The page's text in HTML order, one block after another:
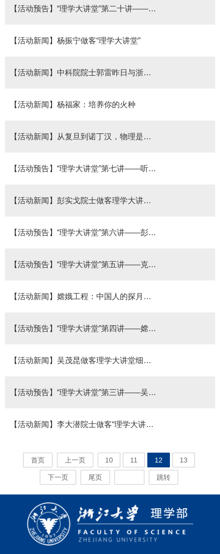
【活动预告】“理学大讲堂”第二十讲――唐孝威院士谈：核爆亲历者回忆
【活动新闻】杨振宁做客“理学大讲堂”
【活动新闻】中科院院士郭雷昨日与浙大学子聊成才
【活动新闻】杨福家：培养你的火种
【活动新闻】从复旦到诺丁汉，物理是桥梁
【活动预告】“理学大讲堂”第七讲――听英国诺丁汉大学校长杨福家院士谈“从复旦到诺丁汉，物理是桥梁”
【活动新闻】彭实戈院士做客理学大讲堂，畅谈金融领域的概率问题
【活动预告】“理学大讲堂”第六讲――彭实戈院士谈概率与金融：风险和不确定性
【活动预告】“理学大讲堂”第五讲――克莱兰教授讲述量子机的奥妙：新的分身术
【活动新闻】嫦娥工程：中国人的探月梦想
【活动预告】“理学大讲堂”第四讲――嫦娥之父欧阳自远谈中国人的探月梦想
【活动新闻】吴茂昆做客理学大讲堂细说超导世界
【活动预告】“理学大讲堂”第三讲――吴茂昆院士谈：超导物理与我们的世界――纪念超导现象发现100周年
【活动新闻】李大潜院士做客“理学大讲堂”回望欧拉
首页 上一页 10 11 12 13
下一页 尾页 跳转